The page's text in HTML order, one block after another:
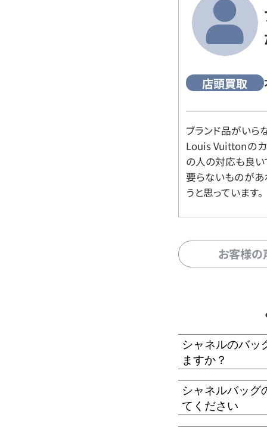
店頭買取
ブランド品がいら
Louis Vuittonの
の人の対応も良い
要らないものがあ
うと思っています。
お客様
シャネルのバッ
ますか？
シャネルバッグ
てください